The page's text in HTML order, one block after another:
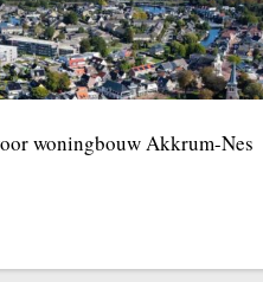
woningbouw Akkrum-Nes